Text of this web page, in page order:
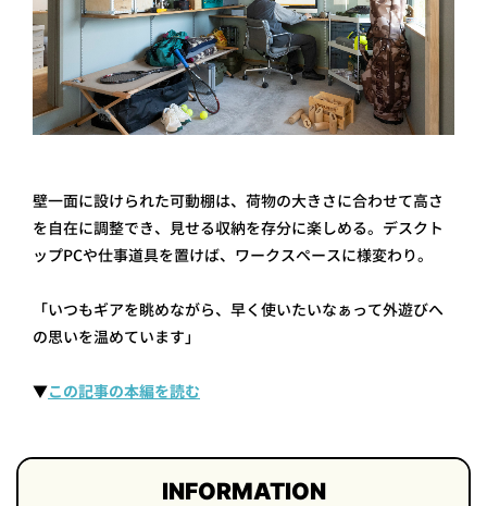
壁一面に設けられた可動棚は、荷物の大きさに合わせて高さ
を自在に調整でき、見せる収納を存分に楽しめる。デスクト
ップPCや仕事道具を置けば、ワークスペースに様変わり。
「いつもギアを眺めながら、早く使いたいなぁって外遊びへ
の思いを温めています」
▼この記事の本編を読む
INFORMATION